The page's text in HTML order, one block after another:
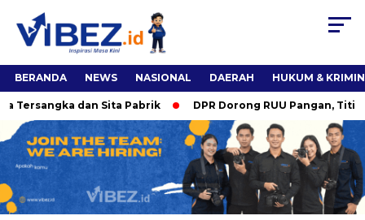
BERANDA NEWS NASIONAL DAERAH HUKUM &
dan Sita Pabrik DPR Dorong RUU Pangan, Titiek